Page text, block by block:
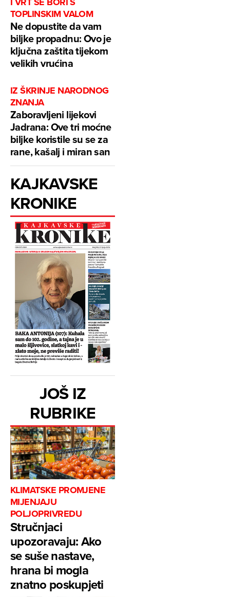
TOPLINSKIM VALOM
Ne dopustite da vam
biljke propadnu: Ovo je
ključna zaštita tijekom
velikih vrućina
IZ ŠKRINJE NARODNOG
ZNANJA
Zaboravljeni lijekovi
Jadrana: Ove tri moćne
biljke koristile su se za
rane, kašalj i miran san
KAJKAVSKE
KRONIKE
JOŠ IZ
RUBRIKE
KLIMATSKE PROMJENE
MIJENJAJU
POLJOPRIVREDU
Stručnjaci
upozoravaju: Ako
se suše nastave,
hrana bi mogla
znatno poskupjeti